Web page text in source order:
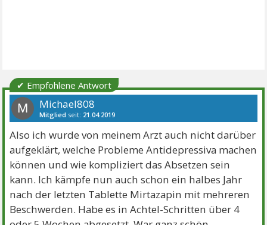
✔ Empfohlene Antwort
M Michael808
Mitglied seit: 21.04.2019
Also ich wurde von meinem Arzt auch nicht darüber
aufgeklärt, welche Probleme Antidepressiva machen
können und wie kompliziert das Absetzen sein
kann. Ich kämpfe nun auch schon ein halbes Jahr
nach der letzten Tablette Mirtazapin mit mehreren
Beschwerden. Habe es in Achtel-Schritten über 4